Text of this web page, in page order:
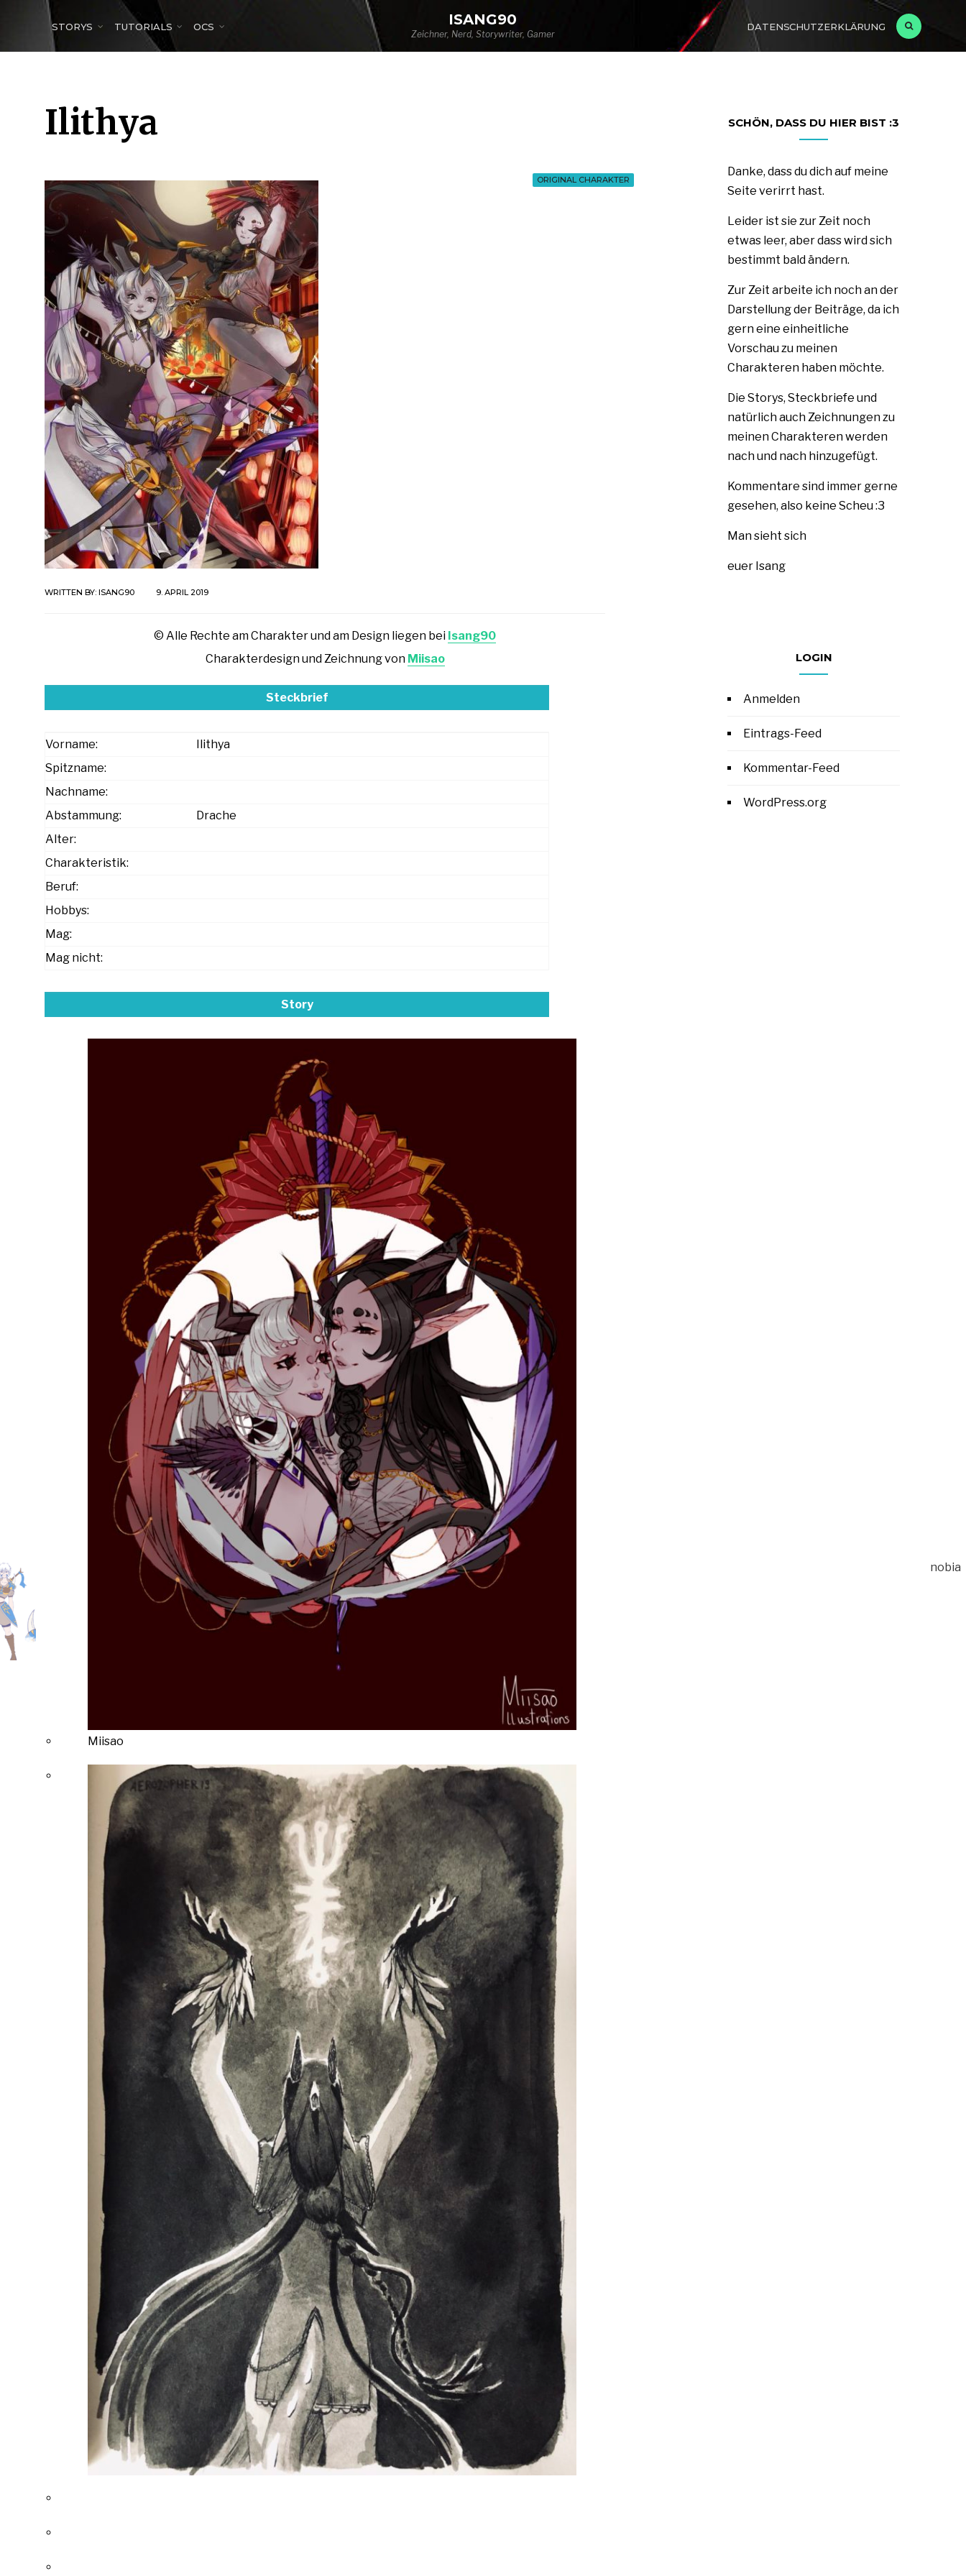
ISANG90
Zeichner, Nerd, Storywriter, Gamer
STORYS TUTORIALS OCS DATENSCHUTZERKLÄRUNG
Ilithya
ORIGINAL CHARAKTER
WRITTEN BY: ISANG90 9. APRIL 2019
© Alle Rechte am Charakter und am Design liegen bei Isang90
Charakterdesign und Zeichnung von Miisao
Steckbrief
Vorname:
Ilithya
Spitzname:
Nachname:
Abstammung:
Drache
Alter:
Charakteristik:
Beruf:
Hobbys:
Mag:
Mag nicht:
Story
Miisao
SCHÖN, DASS DU HIER BIST :3
Danke, dass du dich auf meine
Seite verirrt hast.
Leider ist sie zur Zeit noch
etwas leer, aber dass wird sich
bestimmt bald ändern.
Zur Zeit arbeite ich noch an der
Darstellung der Beiträge, da ich
gern eine einheitliche
Vorschau zu meinen
Charakteren haben möchte.
Die Storys, Steckbriefe und
natürlich auch Zeichnungen zu
meinen Charakteren werden
nach und nach hinzugefügt.
Kommentare sind immer gerne
gesehen, also keine Scheu :3
Man sieht sich
euer Isang
LOGIN
Anmelden
Eintrags-Feed
Kommentar-Feed
WordPress.org